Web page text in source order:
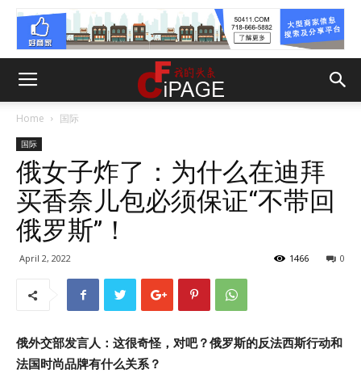
Home 国际
国际
俄女子炸了：为什么在迪拜
买香奈儿包必须保证“不带回
俄罗斯”！
April 2, 2022 0
1466
俄外交部发言人：这很奇怪，对吧？俄罗斯的反法西斯行动和
法国时尚品牌有什么关系？